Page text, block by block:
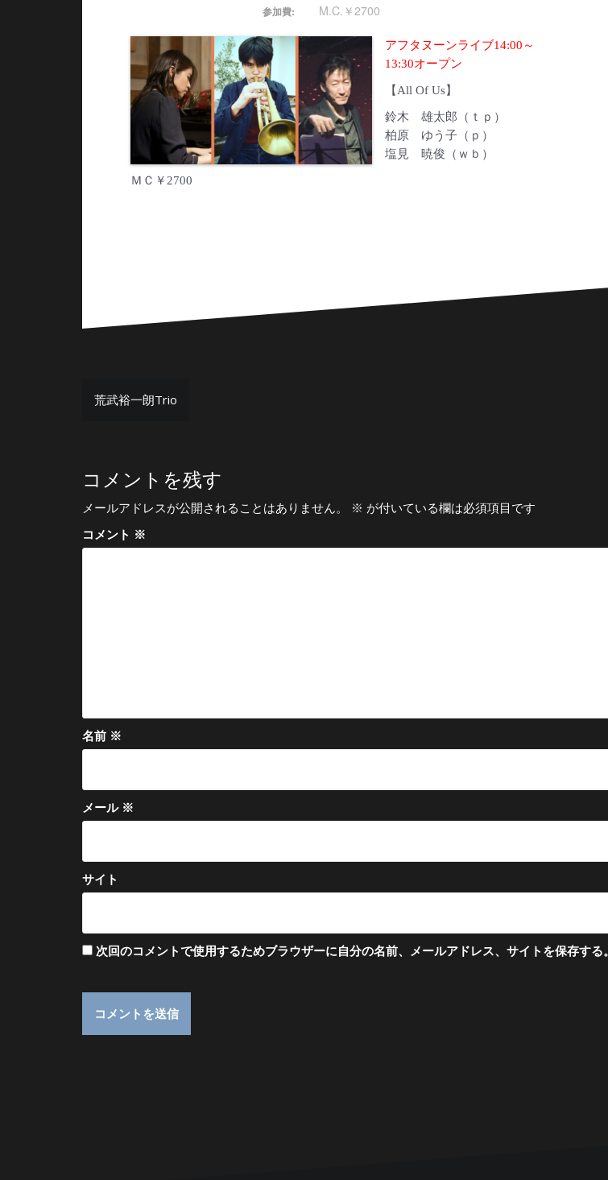
参加費: M.C.￥2700
アフタヌーンライブ14:00～
13:30オープン
【All Of Us】
鈴木 雄太郎（ｔｐ）
柏原 ゆう子（ｐ）
塩見 暁俊（ｗｂ）
ＭＣ￥2700
投
ビ
ゲ
ー
シ
荒武裕一朗Trio
コメントを残す
メールアドレスが公開されることはありません。 ※ が付いている欄は必須項目です
コメント ※
名前 ※
メール ※
サイト
次回のコメントで使用するためブラウザーに自分の名前、メールアドレス、サイトを保存する。